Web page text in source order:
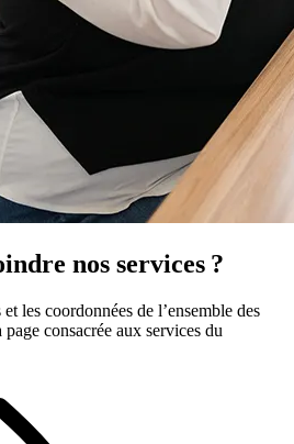
nos services ?
les coordonnées de l’ensemble des
consacrée aux services du